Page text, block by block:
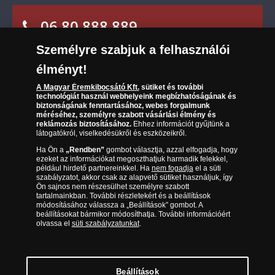
Sütik (cookies) használata
Süti (cookies)Beállítások
Társaságunkról
Az érmék és érmek ára és értéke
Gyakran ismételt kérdések
Adatkezelés
06 80 888 889
(díjmentesen hívható hétfőtől csütörtökig 9.00 és 17.00
óra között, péntekenként 9.00 és 15.00 óra között)
Magyar Éremkibocsátó Kft. 1134 Budapest, Váci út 33. Cégjegyzékszám: 01-09-
Bláthy Ottó utca 3-5.) engedélyéhez kötött tevékenységet folytat. Kereskedelmi
Személyre szabjuk a felhasználói
élményt!
A Magyar Éremkibocsátó Kft.sütiket és további
technológiát használ webhelyeink megbízhatóságának és
biztonságának fenntartásához, webes forgalmunk
méréséhez, személyre szabott vásárlási élmény és
reklámozás biztosításához.Ehhez információt gyűjtünk a
látogatókról, viselkedésükről és eszközeikről.
Ha Ön a „Rendben”gombot választja, azzal elfogadja, hogy
ezeket az információkat megoszthatjuk harmadik felekkel,
például hirdető partnereinkkel. Ha nem fogadjael a süti
szabályzatot, akkor csak az alapvető sütiket használjuk, így
Ön sajnos nem részesülhet személyre szabott
tartalmainkban. További részletekért és a beállítások
módosításához válassza a „Beállítások” gombot. A
beállításokat bármikor módosíthatja. További információért
olvassa el süti szabályzatunkat.
Beállítások